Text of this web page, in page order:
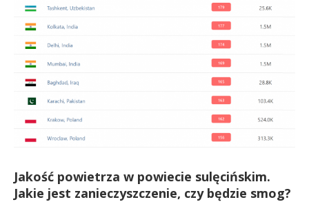
Jakość powietrza w powiecie sulęcińskim.
Jakie jest zanieczyszczenie, czy będzie smog?